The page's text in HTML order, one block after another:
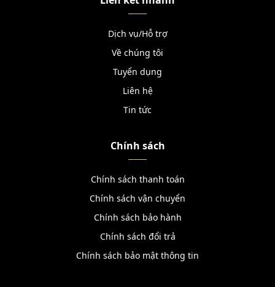
Dịch vụ/Hỗ trợ
Về chúng tôi
Tuyển dụng
Liên hệ
Tin tức
Chính sách
Chính sách thanh toán
Chính sách vận chuyển
Chính sách bảo hành
Chính sách đổi trả
Chính sách bảo mật thông tin